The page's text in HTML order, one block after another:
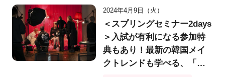
2024年4月9日（火）
＜スプリングセミナー2days
＞入試が有利になる参加特
典もあり！最新の韓国メイ
クトレンドも学べる、「韓